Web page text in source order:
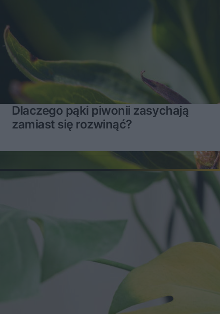
Dlaczego pąki piwonii zasychają
zamiast się rozwinąć?